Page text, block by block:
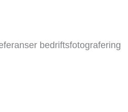
bedriftsfotografering